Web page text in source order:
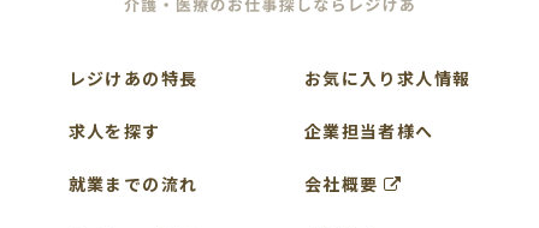
レジけあの特長
求人を探す
就業までの流れ
お気に入り求人情報
企業担当者様へ
会社概要